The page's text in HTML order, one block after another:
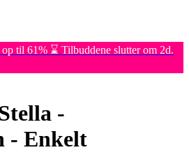
til 61% ⌛ Tilbuddene slutter om 2d.
-
- Enkelt